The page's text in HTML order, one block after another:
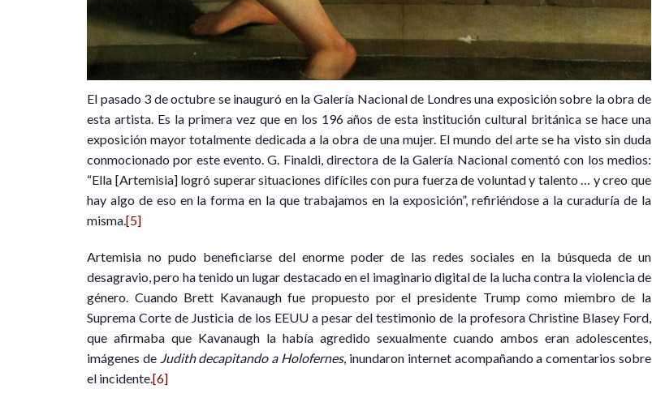
El pasado 3 de octubre se inauguró en la Galería Nacional de Londres una exposición sobre la obra de
esta artista. Es la primera vez que en los 196 años de esta institución cultural británica se hace una
exposición mayor totalmente dedicada a la obra de una mujer. El mundo del arte se ha visto sin duda
conmocionado por este evento. G. Finaldi, directora de la Galería Nacional comentó con los medios:
“Ella [Artemisia] logró superar situaciones difíciles con pura fuerza de voluntad y talento … y creo que
hay algo de eso en la forma en la que trabajamos en la exposición”, refiriéndose a la curaduría de la
misma.[5]
Artemisia no pudo beneficiarse del enorme poder de las redes sociales en la búsqueda de un
desagravio, pero ha tenido un lugar destacado en el imaginario digital de la lucha contra la violencia de
género. Cuando Brett Kavanaugh fue propuesto por el presidente Trump como miembro de la
Suprema Corte de Justicia de los EEUU a pesar del testimonio de la profesora Christine Blasey Ford,
que afirmaba que Kavanaugh la había agredido sexualmente cuando ambos eran adolescentes,
imágenes de Judith decapitando a Holofernes, inundaron internet acompañando a comentarios sobre
el incidente.[6]